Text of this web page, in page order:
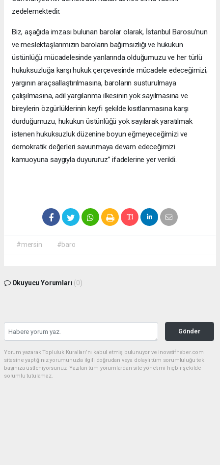
zedelemektedir.
Biz, aşağıda imzası bulunan barolar olarak, İstanbul Barosu'nun
ve meslektaşlarımızın baroların bağımsızlığı ve hukukun
üstünlüğü mücadelesinde yanlarında olduğumuzu ve her türlü
hukuksuzluğa karşı hukuk çerçevesinde mücadele edeceğimizi;
yargının araçsallaştırılmasına, baroların susturulmaya
çalışılmasına, adil yargılanma ilkesinin yok sayılmasına ve
bireylerin özgürlüklerinin keyfi şekilde kısıtlanmasına karşı
durduğumuzu, hukukun üstünlüğü yok sayılarak yaratılmak
istenen hukuksuzluk düzenine boyun eğmeyeceğimizi ve
demokratik değerleri savunmaya devam edeceğimizi
kamuoyuna saygıyla duyururuz” ifadelerine yer verildi.
#mersin #baro
Okuyucu Yorumları (0)
Gönder
Yorum yazarak Topluluk Kuralları’nı kabul etmiş bulunuyor ve inovatifhaber.com
sitesine yaptığınız yorumunuzla ilgili doğrudan veya dolaylı tüm sorumluluğu tek
başınıza üstleniyorsunuz. Yazılan tüm yorumlardan site yönetimi hiçbir şekilde
sorumlu tutulamaz.